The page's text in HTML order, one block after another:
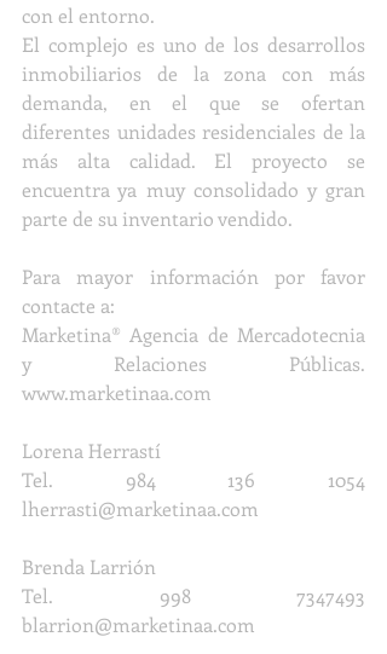
con el entorno.
El complejo es uno de los desarrollos
inmobiliarios de la zona con más
demanda, en el que se ofertan
diferentes unidades residenciales de la
más alta calidad. El proyecto se
encuentra ya muy consolidado y gran
parte de su inventario vendido.
Para mayor información por favor
contacte a:
Marketina® Agencia de Mercadotecnia
y Relaciones Públicas.
www.marketinaa.com
Lorena Herrastí
Tel. 984 136 1054
lherrasti@marketinaa.com
Brenda Larrión
Tel. 998 7347493
blarrion@marketinaa.com